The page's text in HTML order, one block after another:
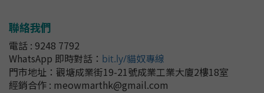
聯絡我們
電話 : 9248 7792
WhatsApp 即時對話 ： bit.ly/貓奴專線
門市地址： 觀塘成業街19-21號成業工業大廈2樓18室
經銷合作 : meowmarthk@gmail.com